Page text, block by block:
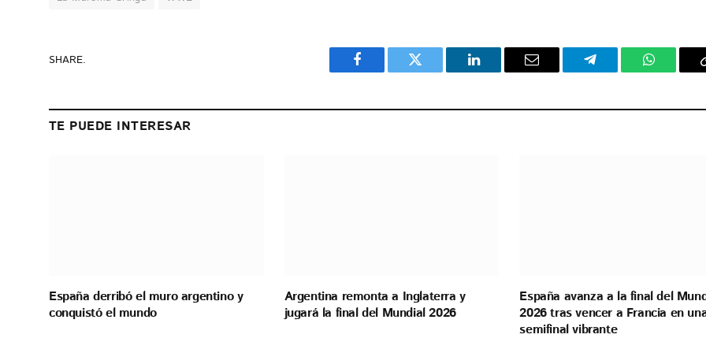
SHARE.
Facebook Twitter LinkedIn Email Telegram
TE PUEDE INTERESAR
España derribó el muro argentino y
conquistó el mundo
Argentina remonta a Inglaterra y
jugará la final del Mundial 2026
España avanza a la final del
2026 tras vencer a Francia en
semifinal vibrante